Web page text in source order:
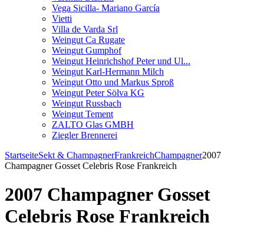
Vega Sicilla- Mariano García
Vietti
Villa de Varda Srl
Weingut Ca Rugate
Weingut Gumphof
Weingut Heinrichshof Peter und Ul...
Weingut Karl-Hermann Milch
Weingut Otto und Markus Sproß
Weingut Peter Sölva KG
Weingut Russbach
Weingut Tement
ZALTO Glas GMBH
Ziegler Brennerei
StartseiteSekt & ChampagnerFrankreichChampagner2007
Champagner Gosset Celebris Rose Frankreich
2007 Champagner Gosset
Celebris Rose Frankreich